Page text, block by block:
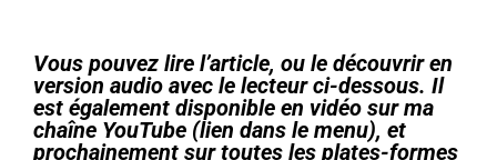
Vous pouvez lire l’article, ou le découvrir en
version audio avec le lecteur ci-dessous. Il
est également disponible en vidéo sur ma
chaîne YouTube (lien dans le menu), et
prochainement sur toutes les plates-formes